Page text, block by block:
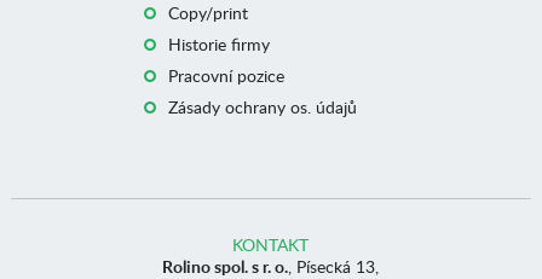
Copy/print
Historie firmy
Pracovní pozice
Zásady ochrany os. údajů
KONTAKT
Rolino spol. s r. o., Písecká 13,